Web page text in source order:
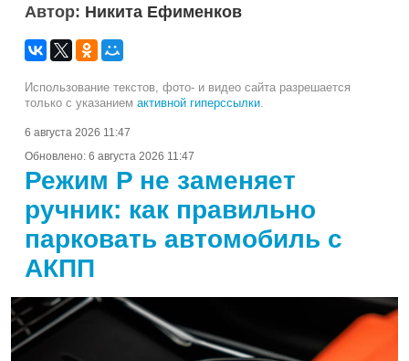
Автор: Никита Ефименков
Использование текстов, фото- и видео сайта разрешается
только с указанием активной гиперссылки.
6 августа 2026 11:47
Обновлено: 6 августа 2026 11:47
Режим P не заменяет
ручник: как правильно
парковать автомобиль с
АКПП